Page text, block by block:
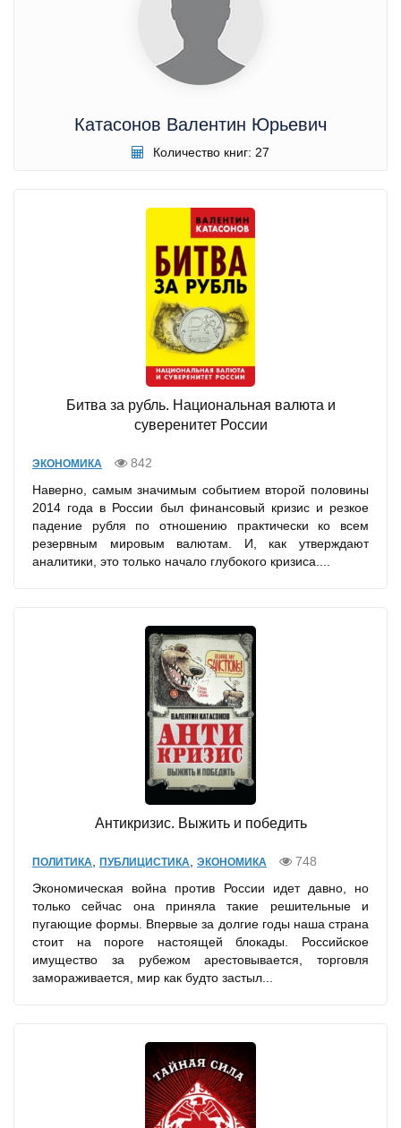
Катасонов Валентин Юрьевич
Количество книг: 27
Битва за рубль. Национальная валюта и
суверенитет России
ЭКОНОМИКА
842
Наверно, самым значимым событием второй половины
2014 года в России был финансовый кризис и резкое
падение рубля по отношению практически ко всем
резервным мировым валютам. И, как утверждают
аналитики, это только начало глубокого кризиса....
Антикризис. Выжить и победить
ПОЛИТИКА ПУБЛИЦИСТИКА ЭКОНОМИКА
748
Экономическая война против России идет давно, но
только сейчас она приняла такие решительные и
пугающие формы. Впервые за долгие годы наша страна
стоит на пороге настоящей блокады. Российское
имущество за рубежом арестовывается, торговля
замораживается, мир как будто застыл...